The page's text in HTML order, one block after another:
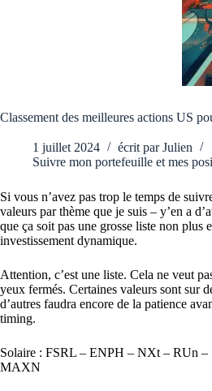
Classement des meilleures actions US
1 juillet 2024 écrit par Julien
Suivre mon portefeuille et mes
Si vous n’avez pas trop le temps de
valeurs par thème que je suis – y’en a
que ça soit pas une grosse liste non plus
investissement dynamique.
Attention, c’est une liste. Cela ne veut
yeux fermés. Certaines valeurs sont sur
d’autres faudra encore de la patience
timing.
Solaire : FSRL – ENPH – NXt – RUn
MAXN